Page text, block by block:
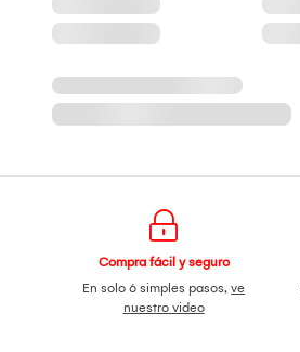
Compra fácil y seguro
En solo 6 simples pasos,ve
nuestro video